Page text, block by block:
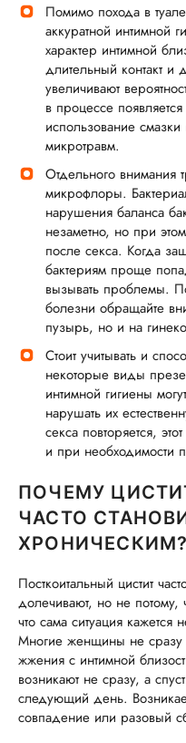
Помимо похода в
аккуратной интимной
характер интимной
длительный контакт и
увеличивают
в процессе
использование смазки
микротравм.
Отдельного внимания
микрофлоры.
нарушения баланса
незаметно, но при
после секса. Когда
бактериям проще
вызывать проблемы.
болезни обращайте
пузырь, но и на
Стоит учитывать и
некоторые виды
интимной гигиены
нарушать их
секса повторяется,
и при необходимости
ПОЧЕМУ
ЧАСТО
ХРОНИЧЕСКИМ?
Посткоитальный цистит
долечивают, но не потому,
что сама ситуация
Многие женщины не сразу
жжения с интимной
возникают не сразу, а
следующий день.
совпадение или разовый